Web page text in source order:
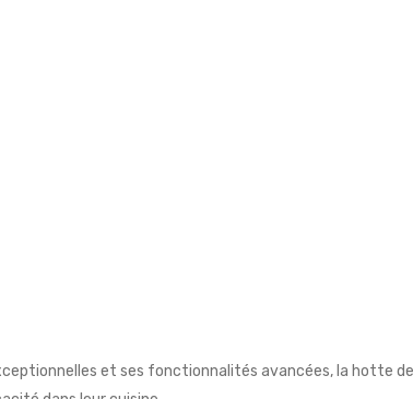
et ses fonctionnalités avancées, la hotte